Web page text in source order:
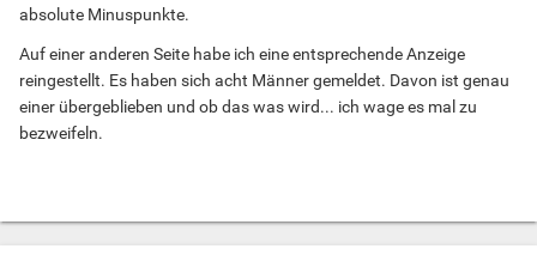
absolute Minuspunkte.
Auf einer anderen Seite habe ich eine entsprechende Anzeige
reingestellt. Es haben sich acht Männer gemeldet. Davon ist genau
einer übergeblieben und ob das was wird... ich wage es mal zu
bezweifeln.